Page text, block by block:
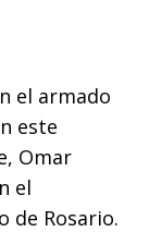
el armado
este
Omar
el
de Rosario.